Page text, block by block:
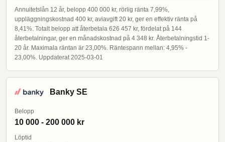
Annuitetslån 12 år, belopp 400 000 kr, rörlig ränta 7,99%,
uppläggningskostnad 400 kr, aviavgift 20 kr, ger en effektiv ränta på
8,41%. Totalt belopp att återbetala 626 457 kr, fördelat på 144
återbetalningar, ger en månadskostnad på 4 348 kr. Återbetalningstid 1-
20 år. Maximala räntan är 23,00%. Räntespann mellan: 4,95% -
23,00%. Uppdaterat 2025-03-01
Banky SE
Belopp
10 000 - 200 000 kr
Löptid